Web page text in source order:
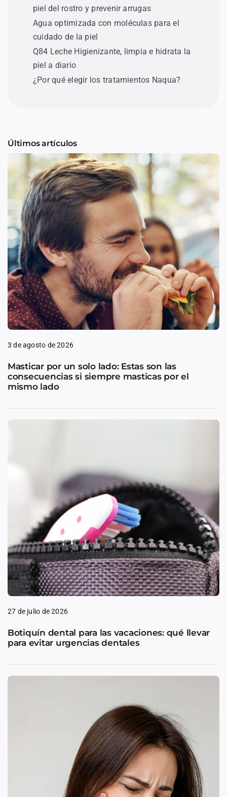
piel del rostro y prevenir arrugas
Agua optimizada con moléculas para el
cuidado de la piel
Q84 Leche Higienizante, limpia e hidrata la
piel a diario
¿Por qué elegir los tratamientos Naqua?
Últimos artículos
3 de agosto de 2026
Masticar por un solo lado: Estas son las
consecuencias si siempre masticas por el
mismo lado
27 de julio de 2026
Botiquín dental para las vacaciones: qué llevar
para evitar urgencias dentales